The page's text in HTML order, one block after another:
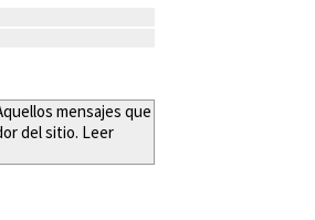
mensajes que
del sitio. Leer